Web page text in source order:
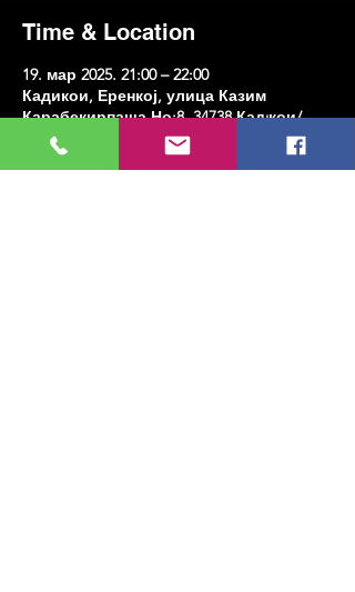
Time & Location
19. мар 2025. 21:00 – 22:00
Кадикои, Еренкој, улица Казим
Карабекирпаша Но:8, 34738 Кадıкои/
Истанбул, Туркиие